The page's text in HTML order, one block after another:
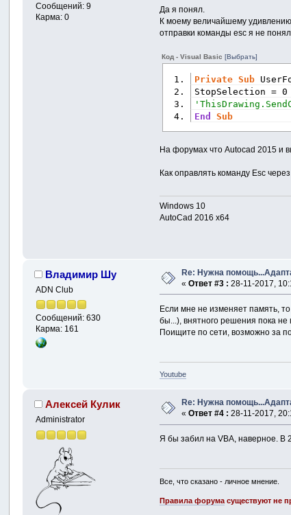
Сообщений: 9
Карма: 0
Да я понял.
К моему величайшему
отправки команды esc я не
Код - Visual Basic[Выбрать]
Private Sub
StopSelection = 0
End
Sub
На форумах что Autocad 2015 и
Как оправлять команду Esc
Windows 10
AutoCad 2016 x64
Владимир Шу
ADN Club
Сообщений: 630
Карма: 161
Re: Нужна
«Ответ #3 : 28-11-2017,
Если мне не изменяет память,
бы...), внятного решения пока не
Поищите по сети, возможно за
Youtube
Алексей Кулик
Administrator
Re: Нужна
«Ответ #4 : 28-11-2017,
Я бы забил на VBA, наверное. В
Все, что сказано - личное мнение.
Правила форума существуют не